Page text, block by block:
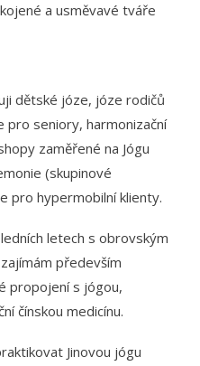
a usměvavé tváře
dětské józe, józe rodičů
seniory, harmonizační
zaměřené na Jógu
(skupinové
pro hypermobilní klienty.
letech s obrovským
především
propojení s jógou,
čínskou medicínu.
Jinovou jógu